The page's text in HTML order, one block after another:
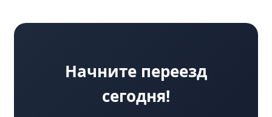
Начните переезд
сегодня!